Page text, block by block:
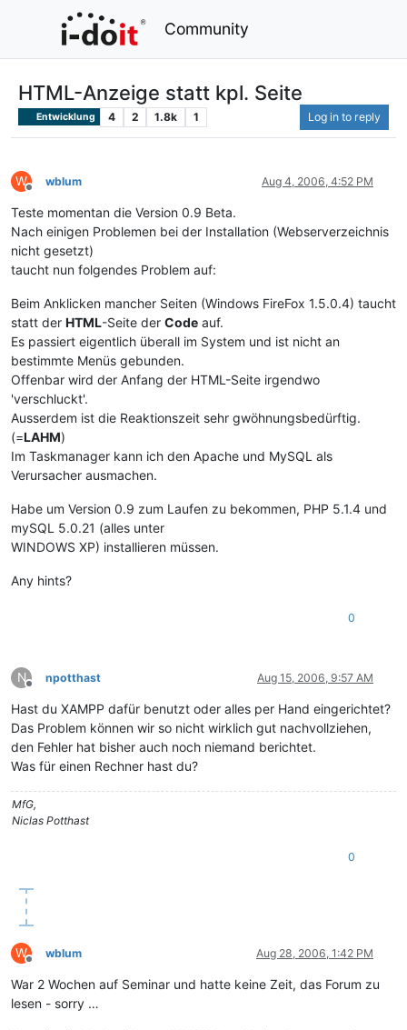
Community
HTML-Anzeige statt kpl. Seite
Entwicklung 4 2 1.8k 1 Log in to reply
W
Offline
wblum Aug 4, 2006, 4:52 PM
Teste momentan die Version 0.9 Beta.
Nach einigen Problemen bei der Installation (Webserverzeichnis
nicht gesetzt)
taucht nun folgendes Problem auf:
Beim Anklicken mancher Seiten (Windows FireFox 1.5.0.4) taucht
statt der HTML-Seite der Code auf.
Es passiert eigentlich überall im System und ist nicht an
bestimmte Menüs gebunden.
Offenbar wird der Anfang der HTML-Seite irgendwo
'verschluckt'.
Ausserdem ist die Reaktionszeit sehr gwöhnungsbedürftig.
(=LAHM)
Im Taskmanager kann ich den Apache und MySQL als
Verursacher ausmachen.
Habe um Version 0.9 zum Laufen zu bekommen, PHP 5.1.4 und
mySQL 5.0.21 (alles unter
WINDOWS XP) installieren müssen.
Any hints?
0
N
Offline
npotthast Aug 15, 2006, 9:57 AM
Hast du XAMPP dafür benutzt oder alles per Hand eingerichtet?
Das Problem können wir so nicht wirklich gut nachvollziehen,
den Fehler hat bisher auch noch niemand berichtet.
Was für einen Rechner hast du?
MfG,
Niclas Potthast
0
W
Offline
wblum Aug 28, 2006, 1:42 PM
War 2 Wochen auf Seminar und hatte keine Zeit, das Forum zu
lesen - sorry …